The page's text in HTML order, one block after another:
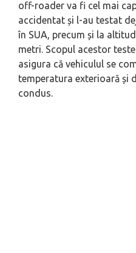
off-roader va fi cel mai
accidentat și l-au testat
în SUA, precum și la
metri. Scopul acestor
asigura că vehiculul se
temperatura exterioară și
condus.